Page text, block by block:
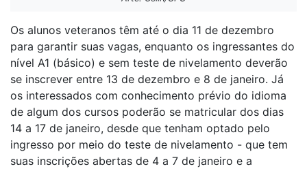
Os alunos veteranos têm até o dia 11 de dezembro
para garantir suas vagas, enquanto os ingressantes do
nível A1 (básico) e sem teste de nivelamento deverão
se inscrever entre 13 de dezembro e 8 de janeiro. Já
os interessados com conhecimento prévio do idioma
de algum dos cursos poderão se matricular dos dias
14 a 17 de janeiro, desde que tenham optado pelo
ingresso por meio do teste de nivelamento - que tem
suas inscrições abertas de 4 a 7 de janeiro e a